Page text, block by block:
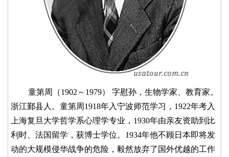
童第周（1902～1979） 字慰孙，生物学家、教育家。
浙江鄞县人。童第周1918年入宁波师范学习，1922年考入
上海复旦大学哲学系心理学专业，1930年由亲友资助到比
利时、法国留学，获博士学位。1934年他不顾日本即将发
动的大规模侵华战争的危险，毅然放弃了国外优越的工作